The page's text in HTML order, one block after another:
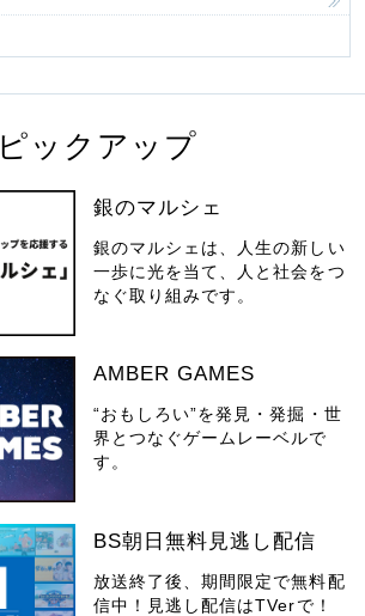
ピックアップ
銀のマルシェ
銀のマルシェは、人生の新しい
一歩に光を当て、人と社会をつ
なぐ取り組みです。
AMBER GAMES
“おもしろい”を発見・発掘・世
界とつなぐゲームレーベルで
す。
BS朝日無料見逃し配信
放送終了後、期間限定で無料配
信中！見逃し配信はTVerで！